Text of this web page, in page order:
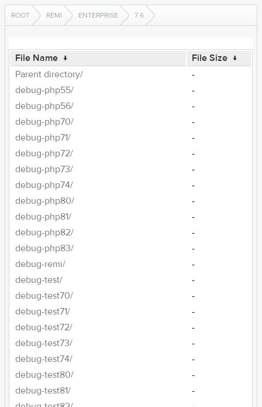
ROOT REMI ENTERPRISE 7.6
File Name ↓ File Size ↓
Parent directory/
-
debug-php55/
-
debug-php56/
-
debug-php70/
-
debug-php71/
-
debug-php72/
-
debug-php73/
-
debug-php74/
-
debug-php80/
-
debug-php81/
-
debug-php82/
-
debug-php83/
-
debug-remi/
-
debug-test/
-
debug-test70/
-
debug-test71/
-
debug-test72/
-
debug-test73/
-
debug-test74/
-
debug-test80/
-
debug-test81/
-